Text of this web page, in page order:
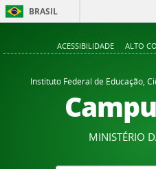
BRASIL
ACESSIBILIDADE ALTO
Instituto Federal de Educação,
MINISTÉRIO